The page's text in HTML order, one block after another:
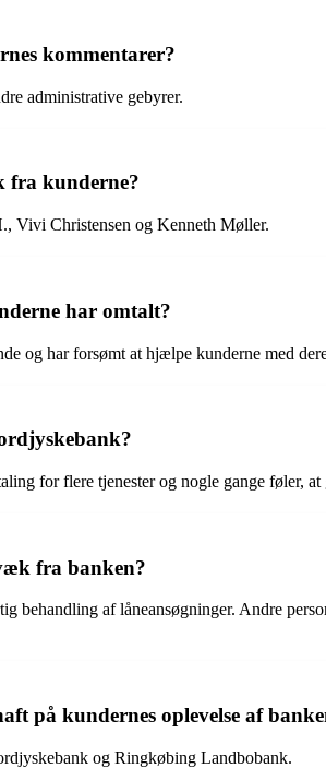
kommentarer?
administrative gebyrer.
fra kunderne?
Vivi Christensen og Kenneth Møller.
har omtalt?
og har forsømt at hjælpe kunderne med
for flere tjenester og nogle gange føler,
fra banken?
behandling af låneansøgninger. Andre
på kundernes oplevelse af
og Ringkøbing Landbobank.